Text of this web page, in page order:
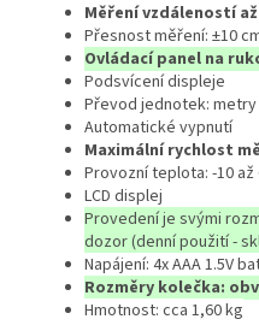
Měření vzdáleností
Přesnost měření: ±10
Ovládací panel na
Podsvícení displeje
Převod jednotek:
Automatické vypnutí
Maximální rychlost
Provozní teplota: -10 až
LCD displej
Provedení je svými
dozor (denní použití -
Napájení: 4x AAA 1.5V
Rozměry kolečka:
Hmotnost: cca 1,60 kg